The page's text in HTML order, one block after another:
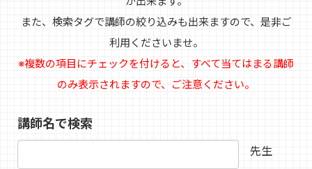
また、検索タグで講師の絞り込みも出来ますので、是非ご
利用くださいませ。
※複数の項目にチェックを付けると、すべて当てはまる講師
のみ表示されますので、ご注意ください。
講師名で検索
先生